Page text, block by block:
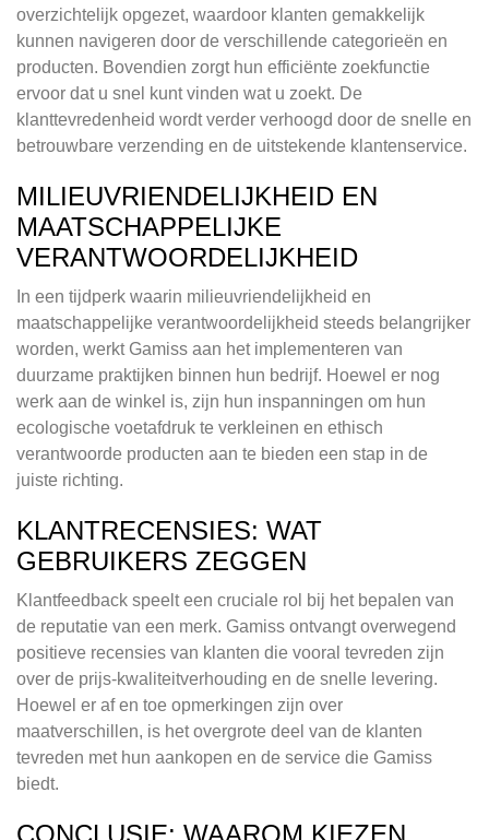
overzichtelijk opgezet, waardoor klanten gemakkelijk
kunnen navigeren door de verschillende categorieën en
producten. Bovendien zorgt hun efficiënte zoekfunctie
ervoor dat u snel kunt vinden wat u zoekt. De
klanttevredenheid wordt verder verhoogd door de snelle en
betrouwbare verzending en de uitstekende klantenservice.
MILIEUVRIENDELIJKHEID EN
MAATSCHAPPELIJKE
VERANTWOORDELIJKHEID
In een tijdperk waarin milieuvriendelijkheid en
maatschappelijke verantwoordelijkheid steeds belangrijker
worden, werkt Gamiss aan het implementeren van
duurzame praktijken binnen hun bedrijf. Hoewel er nog
werk aan de winkel is, zijn hun inspanningen om hun
ecologische voetafdruk te verkleinen en ethisch
verantwoorde producten aan te bieden een stap in de
juiste richting.
KLANTRECENSIES: WAT
GEBRUIKERS ZEGGEN
Klantfeedback speelt een cruciale rol bij het bepalen van
de reputatie van een merk. Gamiss ontvangt overwegend
positieve recensies van klanten die vooral tevreden zijn
over de prijs-kwaliteitverhouding en de snelle levering.
Hoewel er af en toe opmerkingen zijn over
maatverschillen, is het overgrote deel van de klanten
tevreden met hun aankopen en de service die Gamiss
biedt.